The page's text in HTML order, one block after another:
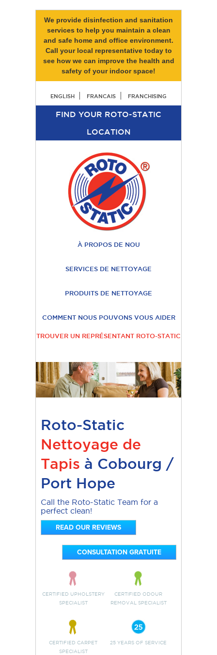
We provide disinfection and sanitation
services to help you maintain a clean
and safe home and office environment.
Call your local representative today to
see how we can improve the health and
safety of your indoor space!
ENGLISH FRANCAIS FRANCHISING
FIND YOUR ROTO-STATIC
LOCATION
À PROPOS DE NOU
SERVICES DE NETTOYAGE
PRODUITS DE NETTOYAGE
COMMENT NOUS POUVONS VOUS AIDER
TROUVER UN REPRÉSENTANT ROTO-STATIC
Roto-Static
Nettoyage de
Tapis à Cobourg /
Port Hope
Call the Roto-Static Team for a
perfect clean!
READ OUR REVIEWS
CONSULTATION GRATUITE
CERTIFIED UPHOLSTERY
SPECIALIST
CERTIFIED ODOUR
REMOVAL SPECIALIST
CERTIFIED CARPET
SPECIALIST
25 YEARS OF SERVICE